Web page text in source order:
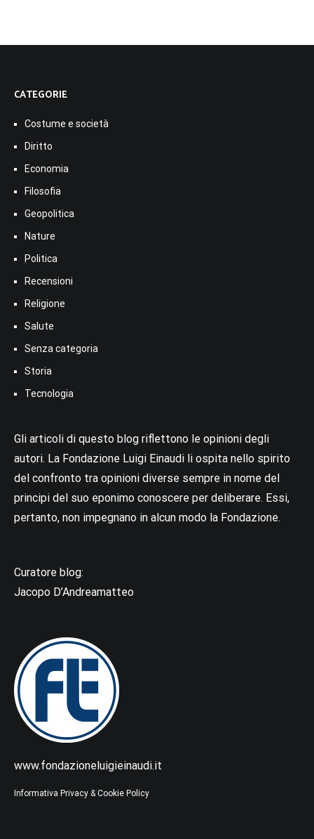
CATEGORIE
Costume e società
Diritto
Economia
Filosofia
Geopolitica
Nature
Politica
Recensioni
Religione
Salute
Senza categoria
Storia
Tecnologia
Gli articoli di questo blog riflettono le opinioni degli
autori. La Fondazione Luigi Einaudi li ospita nello spirito
del confronto tra opinioni diverse sempre in nome del
principi del suo eponimo conoscere per deliberare. Essi,
pertanto, non impegnano in alcun modo la Fondazione.
Curatore blog:
Jacopo D’Andreamatteo
www.fondazioneluigieinaudi.it
Informativa Privacy & Cookie Policy